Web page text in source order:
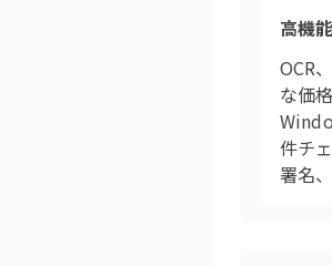
高機
OCR
な価
件チ
署名